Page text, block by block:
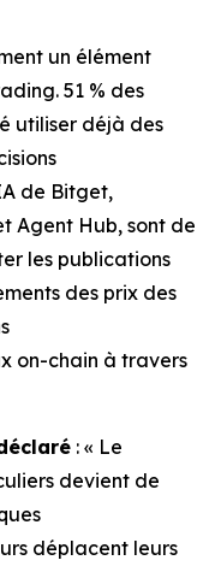
un élément
51 % des
utiliser déjà des
de Bitget,
Agent Hub, sont de
les publications
des prix des
on-chain à travers
: « Le
devient de
déplacent leurs